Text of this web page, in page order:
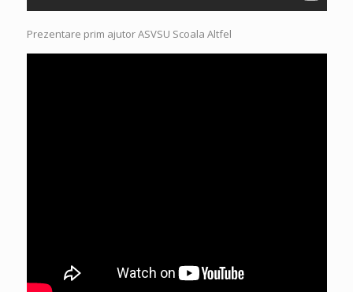
Prezentare prim ajutor ASVSU Scoala Altfel